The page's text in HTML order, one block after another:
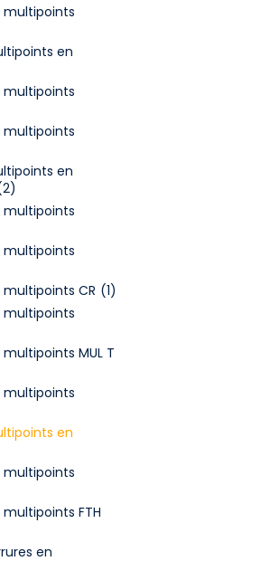
multipoints
en
multipoints
multipoints
en
multipoints
multipoints
CR (1)
multipoints
MUL T
multipoints
en
multipoints
FTH
en